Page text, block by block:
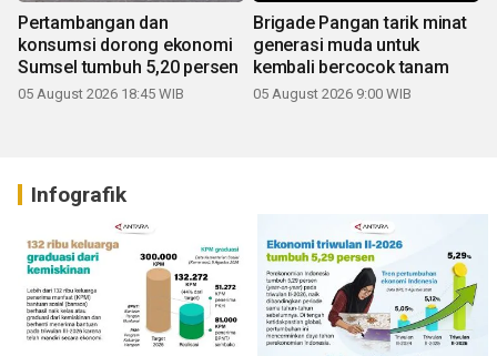
Pertambangan dan
konsumsi dorong ekonomi
Sumsel tumbuh 5,20 persen
05 August 2026 18:45 WIB
Brigade Pangan tarik minat
generasi muda untuk
kembali bercocok tanam
05 August 2026 9:00 WIB
Infografik